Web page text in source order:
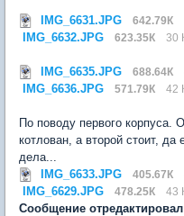
IMG_6631.JPG 642.79К
IMG_6632.JPG 623.35К 30
IMG_6635.JPG 688.64К
IMG_6636.JPG 571.79К 42
По поводу первого корпуса.
котлован, а второй стоит,
дела...
IMG_6633.JPG
405.67К
IMG_6629.JPG 478.25К 43
Сообщение